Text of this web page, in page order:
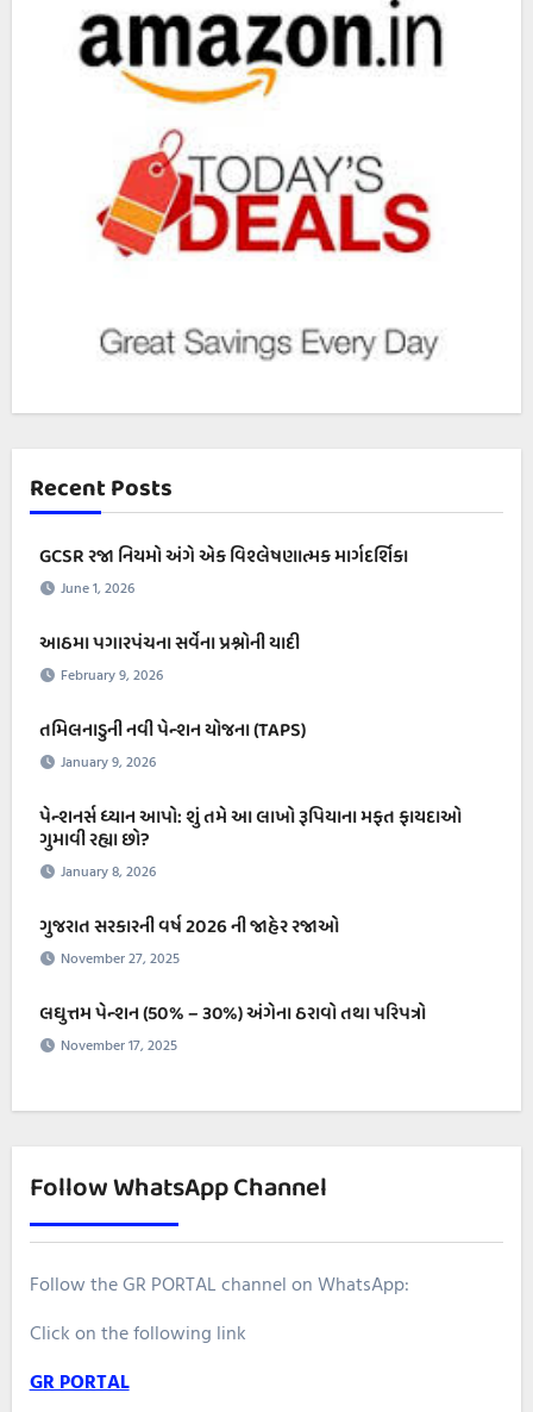
Recent Posts
GCSR રજા નિયમો અંગે એક વિશ્લેષણાત્મક માર્ગદર્શિકા
June 1, 2026
આઠમા પગારપંચના સર્વેના પ્રશ્નોની યાદી
February 9, 2026
તમિલનાડુની નવી પેન્શન યોજના (TAPS)
January 9, 2026
પેન્શનર્સ ધ્યાન આપો: શું તમે આ લાખો રૂપિયાના મફત ફાયદાઓ
ગુમાવી રહ્યા છો?
January 8, 2026
ગુજરાત સરકારની વર્ષ 2026 ની જાહેર રજાઓ
November 27, 2025
લઘુત્તમ પેન્શન (50% – ૩૦%) અંગેના ઠરાવો તથા પરિપત્રો
November 17, 2025
Follow WhatsApp Channel
Follow the GR PORTAL channel on WhatsApp:
Click on the following link
GR PORTAL